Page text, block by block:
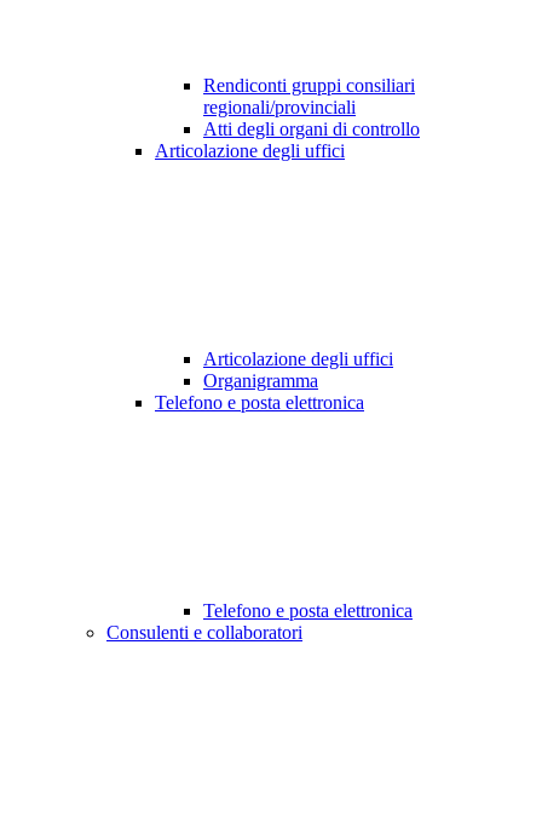
Rendiconti gruppi consiliari
regionali/provinciali
Atti degli organi di controllo
Articolazione degli uffici
Articolazione degli uffici
Organigramma
Telefono e posta elettronica
Telefono e posta elettronica
Consulenti e collaboratori